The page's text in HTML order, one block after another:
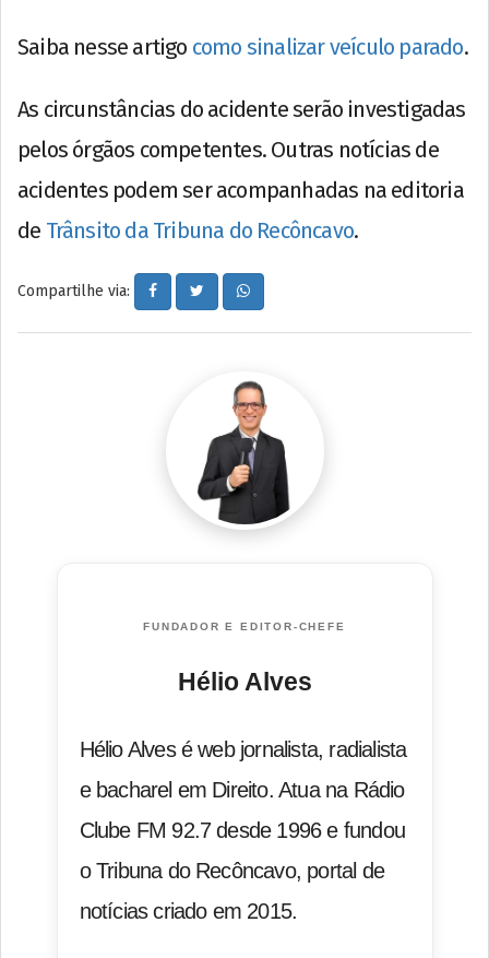
Saiba nesse artigo como sinalizar veículo parado.
As circunstâncias do acidente serão investigadas
pelos órgãos competentes. Outras notícias de
acidentes podem ser acompanhadas na editoria
de Trânsito da Tribuna do Recôncavo.
Compartilhe via:
FUNDADOR E EDITOR-CHEFE
Hélio Alves
Hélio Alves é web jornalista, radialista
e bacharel em Direito. Atua na Rádio
Clube FM 92.7 desde 1996 e fundou
o Tribuna do Recôncavo, portal de
notícias criado em 2015.